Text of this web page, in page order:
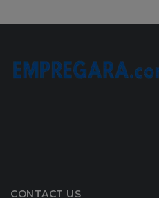
CONTACT US